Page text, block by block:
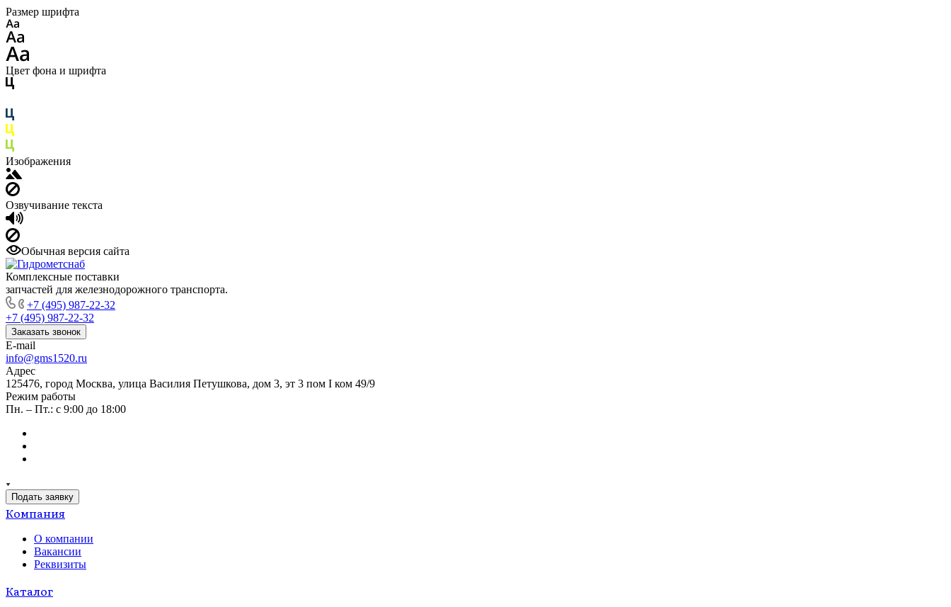
Размер шрифта
Цвет фона и шрифта
Изображения
Озвучивание текста
Обычная версия сайта
Комплексные поставки
запчастей для железнодорожного транспорта.
+7 (495) 987-22-32
+7 (495) 987-22-32
Заказать звонок
E-mail
info@gms1520.ru
Адрес
125476, город Москва, улица Василия Петушкова, дом 3, эт 3 пом I ком 49/9
Режим работы
Пн. – Пт.: с 9:00 до 18:00
Подать заявку
Компания
О компании
Вакансии
Реквизиты
Каталог